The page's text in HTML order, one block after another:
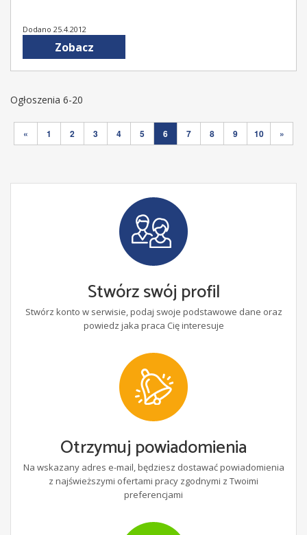
Dodano 25.4.2012
Zobacz
Ogłoszenia 6-20
« 1 2 3 4 5 6 7 8 9 10 »
Stwórz swój profil
Stwórz konto w serwisie, podaj swoje podstawowe dane oraz
powiedz jaka praca Cię interesuje
Otrzymuj powiadomienia
Na wskazany adres e-mail, będziesz dostawać powiadomienia
z najświeższymi ofertami pracy zgodnymi z Twoimi
preferencjami